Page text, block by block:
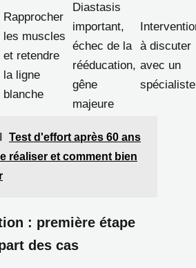
Rapprocher
les muscles
et retendre
la ligne
blanche
Diastasis
important,
échec de la
rééducation,
gêne
majeure
à discuter
avec un
spécialiste
Test d'effort après 60 ans
réaliser et comment bien
: première étape
des cas